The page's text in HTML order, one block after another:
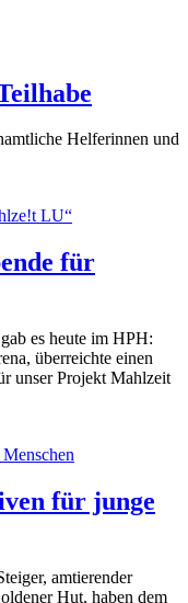
Helferinnen und
für
es heute im HPH:
überreichte einen
unser Projekt Mahlzeit
für junge
amtierender
Hut, haben dem